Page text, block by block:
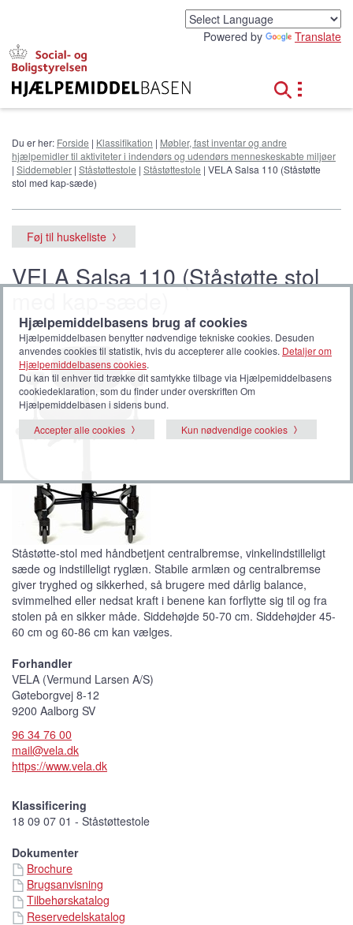
Powered by Translate
Du er her: Forside | Klassifikation | Møbler, fast inventar og andre
hjælpemidler til aktiviteter i indendørs og udendørs menneskeskabte miljøer
| Siddemøbler | Ståstøttestole | Ståstøttestole | VELA Salsa 110 (Ståstøtte
stol med kap-sæde)
Føj til huskeliste
VELA Salsa 110 (Ståstøtte stol
Ståstøtte-stol med håndbetjent centralbremse, vinkelindstilleligt
sæde og indstilleligt ryglæn. Stabile armlæn og centralbremse
giver tryghed og sikkerhed, så brugere med dårlig balance,
svimmelhed eller nedsat kraft i benene kan forflytte sig til og fra
stolen på en sikker måde. Siddehøjde 50-70 cm. Siddehøjder 45-
60 cm og 60-86 cm kan vælges.
Forhandler
VELA (Vermund Larsen A/S)
Gøteborgvej 8-12
9200 Aalborg SV
96 34 76 00
mail@vela.dk
https://www.vela.dk
Klassificering
18 09 07 01 - Ståstøttestole
Dokumenter
Brochure
Brugsanvisning
Tilbehørskatalog
Reservedelskatalog
Hjælpemiddelbasens brug af cookies
Hjælpemiddelbasen benytter nødvendige tekniske cookies. Desuden
anvendes cookies til statistik, hvis du accepterer alle cookies. Detaljer om
Hjælpemiddelbasens cookies.
Du kan til enhver tid trække dit samtykke tilbage via Hjælpemiddelbasens
cookiedeklaration, som du finder under overskriften Om
Hjælpemiddelbasen i sidens bund.
Accepter alle cookies
Kun nødvendige cookies